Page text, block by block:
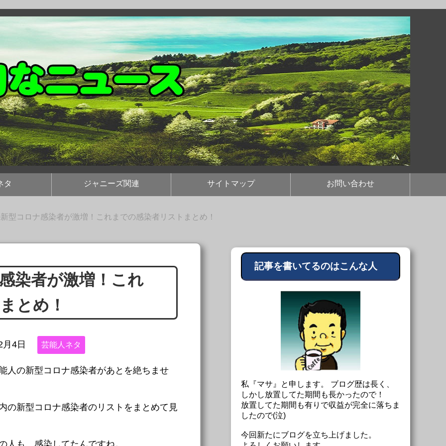
タ ジャニーズ関連 サイトマップ お問い合わせ
型コロナ感染者が激増！これまでの感染者リストまとめ！
染者が激増！これ
とめ！
4日 芸能人ネタ
人の新型コロナ感染者があとを絶ちませ
の新型コロナ感染者のリストをまとめて見
人も、感染してたんですね。
記事を書いてるのはこんな人
私『マサ』と申します。 ブログ歴は長く、
しかし放置してた期間も長かったので！
放置してた期間も有りで収益が完全に落ちま
したので(泣)
今回新たにブログを立ち上げました。